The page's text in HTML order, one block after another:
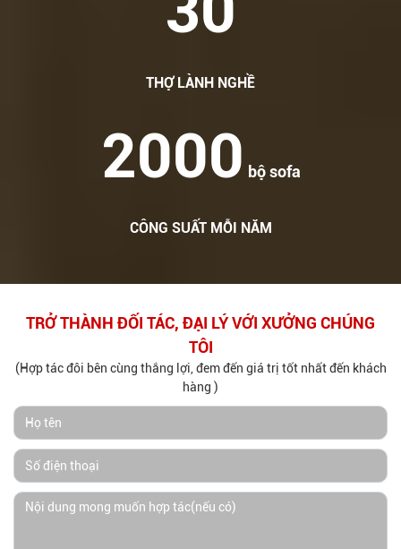
THỢ LÀNH NGHỀ
2000 bộ sofa
CÔNG SUẤT MỖI NĂM
TRỞ THÀNH ĐỐI TÁC, ĐẠI LÝ VỚI XƯỞNG CHÚNG
TÔI
(Hợp tác đôi bên cùng thắng lợi, đem đến giá trị tốt nhất đến khách
hàng )